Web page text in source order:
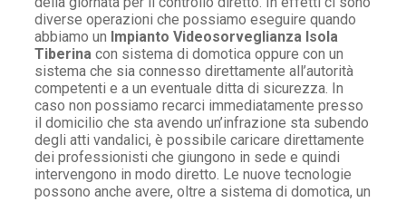
diverse operazioni che possiamo eseguire quando
abbiamo un Impianto Videosorveglianza Isola
Tiberina con sistema di domotica oppure con un
sistema che sia connesso direttamente all’autorità
competenti e a un eventuale ditta di sicurezza. In
caso non possiamo recarci immediatamente presso
il domicilio che sta avendo un’infrazione sta subendo
degli atti vandalici, è possibile caricare direttamente
dei professionisti che giungono in sede e quindi
intervengono in modo diretto. Le nuove tecnologie
possono anche avere, oltre a sistema di domotica, un